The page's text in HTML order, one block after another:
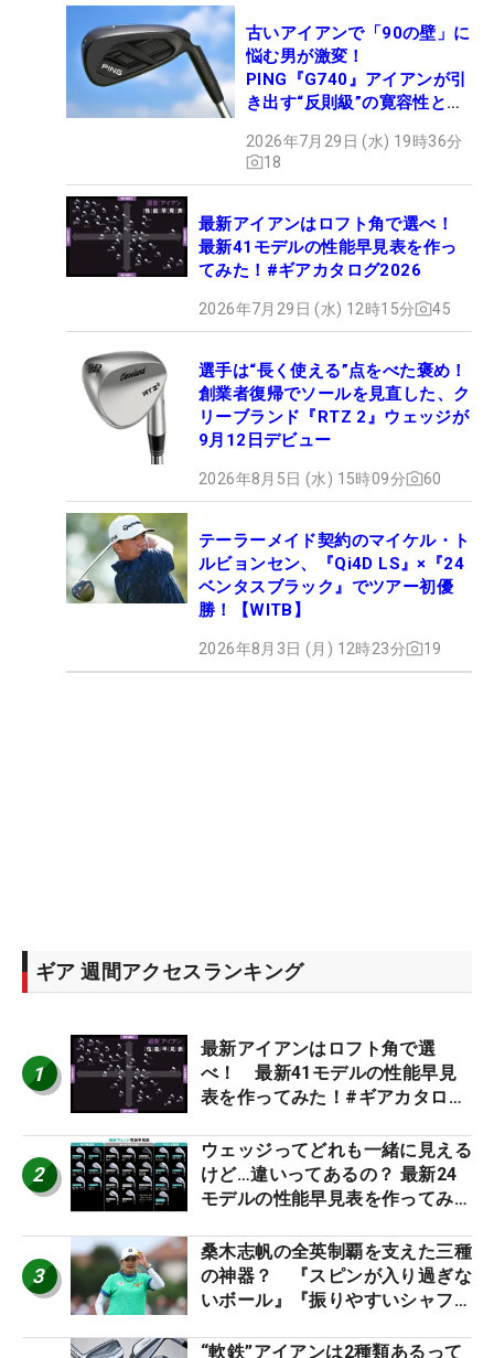
古いアイアンで「90の壁」に
悩む男が激変！
PING『G740』アイアンが引
き出す“反則級”の寛容性と飛
2026年7月29日 (水) 19時36分
18
最新アイアンはロフト角で選べ！
最新41モデルの性能早見表を作っ
てみた！#ギアカタログ2026
2026年7月29日 (水) 12時15分 45
選手は“長く使える”点をべた褒め！
創業者復帰でソールを見直した、ク
リーブランド『RTZ 2』ウェッジが
9月12日デビュー
2026年8月5日 (水) 15時09分 60
テーラーメイド契約のマイケル・ト
ルビョンセン、『Qi4D LS』×『24
ベンタスブラック』でツアー初優
勝！【WITB】
2026年8月3日 (月) 12時23分 19
ギア 週間アクセスランキング
1
最新アイアンはロフト角で選
べ！ 最新41モデルの性能早見
表を作ってみた！#ギアカタログ
2
ウェッジってどれも一緒に見える
けど…違いってあるの？ 最新24
モデルの性能早見表を作ってみ
3
桑木志帆の全英制覇を支えた三種
の神器？ 『スピンが入り過ぎな
いボール』『振りやすいシャフ
ー』 #女子プロセッティング
“軟鉄”アイアンは2種類あるって